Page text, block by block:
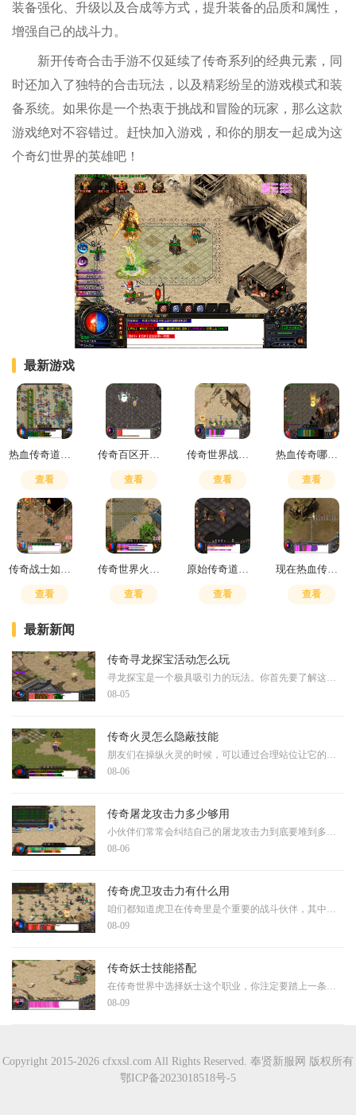
装备强化、升级以及合成等方式，提升装备的品质和属性，
增强自己的战斗力。
新开传奇合击手游不仅延续了传奇系列的经典元素，同
时还加入了独特的合击玩法，以及精彩纷呈的游戏模式和装
备系统。如果你是一个热衷于挑战和冒险的玩家，那么这款
游戏绝对不容错过。赶快加入游戏，和你的朋友一起成为这
个奇幻世界的英雄吧！
最新游戏
查看 查看 查看 查看
查看 查看 查看 查看
最新新闻
传奇寻龙探宝活动怎么玩
08-05
传奇火灵怎么隐蔽技能
08-06
传奇屠龙攻击力多少够用
08-06
传奇虎卫攻击力有什么用
08-09
传奇妖士技能搭配
08-09
Copyright 2015-2026 cfxxsl.com All Rights Reserved. 奉贤新服网 版权所有
鄂ICP备2023018518号-5